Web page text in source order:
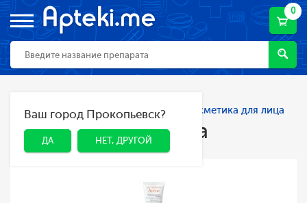
0
ДА НЕТ, ДРУГОЙ
Ваш город Прокопьевск?
ДА НЕТ, ДРУГОЙ
Главная Каталог Косметика Косметика для лица
Косметика для лица